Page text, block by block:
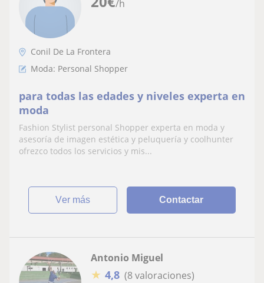
/h
Conil De La Frontera
Moda: Personal Shopper
para todas las edades y niveles experta en
moda
Fashion Stylist personal Shopper experta en moda y
asesoría de imagen estética y peluquería y coolhunter
ofrezco todos los servicios y mis...
ver más Contactar
Antonio Miguel
★ 4,8 (8 valoraciones)